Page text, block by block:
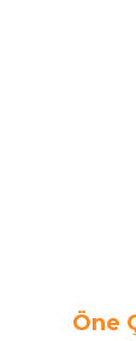
Öne